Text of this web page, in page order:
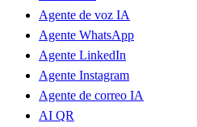
Agente de voz IA
Agente WhatsApp
Agente LinkedIn
Agente Instagram
Agente de correo IA
AI QR